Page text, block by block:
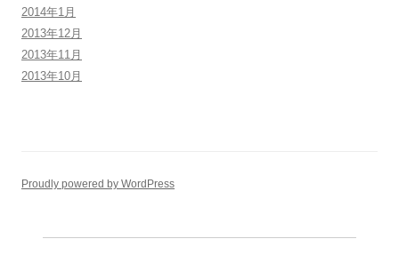
2014年1月
2013年12月
2013年11月
2013年10月
Proudly powered by WordPress